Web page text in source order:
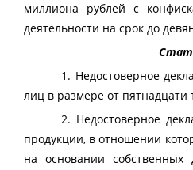
миллиона рублей с
деятельности на срок до
1. Недостоверное
лиц в размере от пятнадцати
2. Недостоверное
продукции, в отношении
на основании